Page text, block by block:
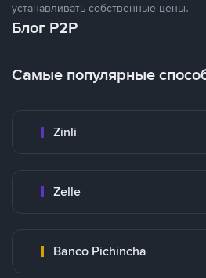
устанавливать собственные цены.
Блог P2P
Самые популярные
Zinli
Zelle
Banco Pichincha